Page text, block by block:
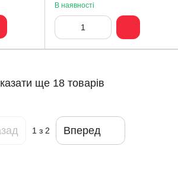
В наявності
ще 18 товарів
1 з 2 Вперед